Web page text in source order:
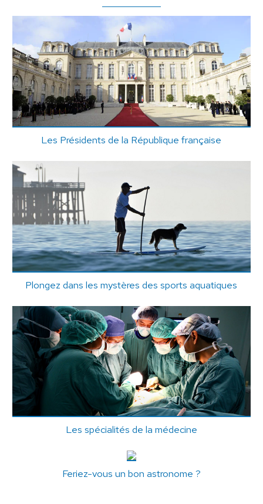
Les Présidents de la République française
Plongez dans les mystères des sports aquatiques
Les spécialités de la médecine
Feriez-vous un bon astronome ?